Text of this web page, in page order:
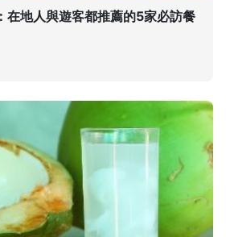
在地人與遊客都推薦的5家必訪餐